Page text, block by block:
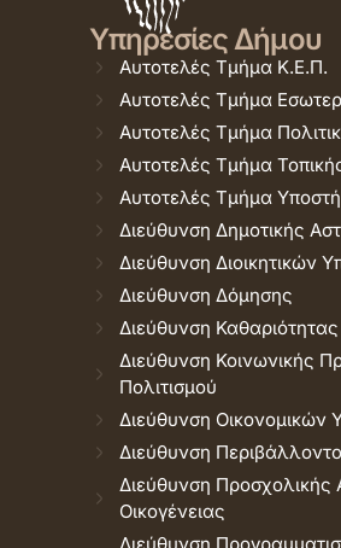
Υπηρεσίες Δήμου
Αυτοτελές Τμήμα Κ.Ε.Π.
Αυτοτελές Τμήμα
Αυτοτελές Τμήμα
Αυτοτελές Τμήμα
Αυτοτελές Τμήμα
Διεύθυνση Δημοτικής
Διεύθυνση Διοικητικών
Διεύθυνση Δόμησης
Διεύθυνση
Διεύθυνση Κοινωνικής
Πολιτισμού
Διεύθυνση Οικονομικών
Διεύθυνση
Διεύθυνση Προσχολικής
Οικογένειας